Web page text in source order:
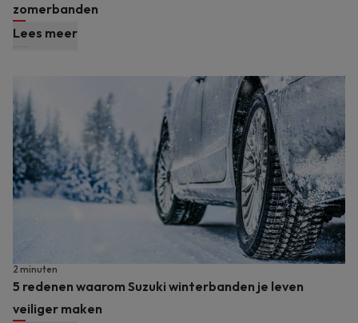
zomerbanden
Lees meer
5 redenen waarom Suzuki winterbanden je leven
veiliger maken
2 minuten